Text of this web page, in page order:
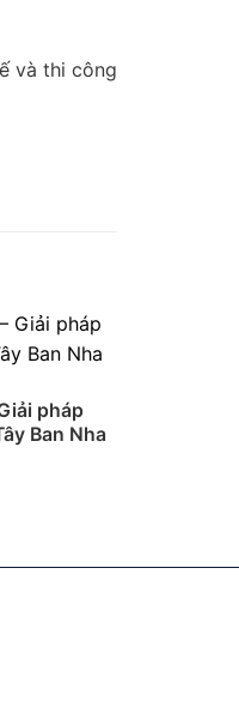
và thi công
pháp
Ban Nha